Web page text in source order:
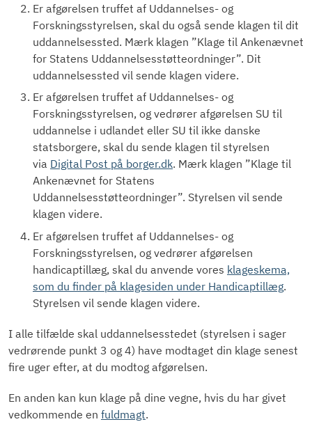
Er afgørelsen truffet af Uddannelses- og
Forskningsstyrelsen, skal du også sende klagen til dit
uddannelsessted. Mærk klagen ”Klage til Ankenævnet
for Statens Uddannelsesstøtteordninger”. Dit
uddannelsessted vil sende klagen videre.
Er afgørelsen truffet af Uddannelses- og
Forskningsstyrelsen, og vedrører afgørelsen SU til
uddannelse i udlandet eller SU til ikke danske
statsborgere, skal du sende klagen til styrelsen
via Digital Post på borger.dk. Mærk klagen ”Klage til
Ankenævnet for Statens
Uddannelsesstøtteordninger”. Styrelsen vil sende
klagen videre.
Er afgørelsen truffet af Uddannelses- og
Forskningsstyrelsen, og vedrører afgørelsen
handicaptillæg, skal du anvende vores klageskema,
som du finder på klagesiden under Handicaptillæg.
Styrelsen vil sende klagen videre.
I alle tilfælde skal uddannelsesstedet (styrelsen i sager
vedrørende punkt 3 og 4) have modtaget din klage senest
fire uger efter, at du modtog afgørelsen.
En anden kan kun klage på dine vegne, hvis du har givet
vedkommende en fuldmagt.